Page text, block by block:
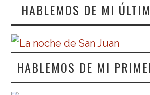
HABLEMOS DE MI
HABLEMOS DE MI